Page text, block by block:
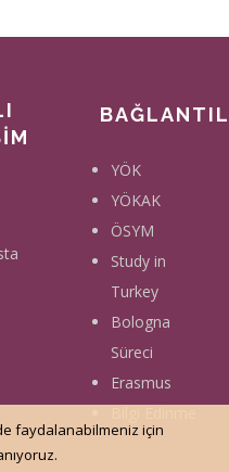
YÖK
YÖKAK
ÖSYM
Study in
Turkey
Bologna
Süreci
Erasmus
faydalanabilmeniz için